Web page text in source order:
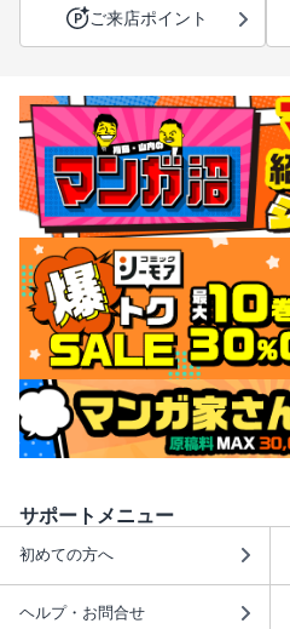
ご来店ポイント
サポートメニュー
初めての方へ
ヘルプ・お問合せ